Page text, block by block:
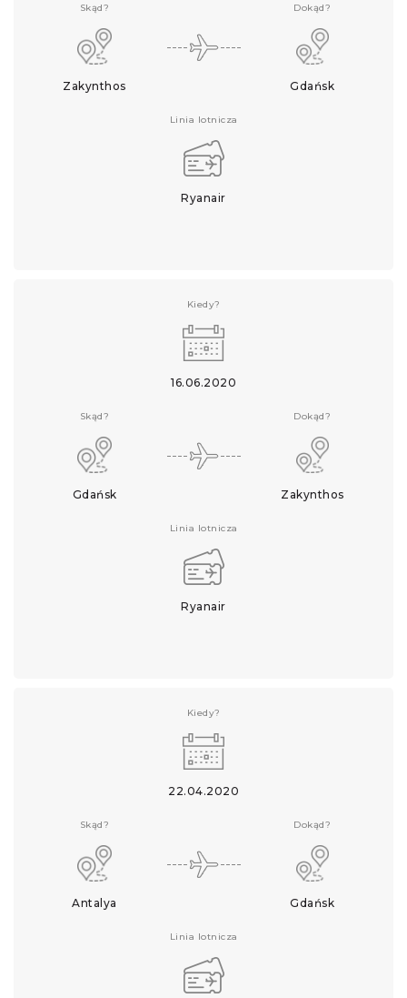
Skąd?
Zakynthos
Dokąd?
Gdańsk
Linia lotnicza
Ryanair
Kiedy?
16.06.2020
Skąd?
Gdańsk
Dokąd?
Zakynthos
Linia lotnicza
Ryanair
Kiedy?
22.04.2020
Skąd?
Antalya
Dokąd?
Gdańsk
Linia lotnicza